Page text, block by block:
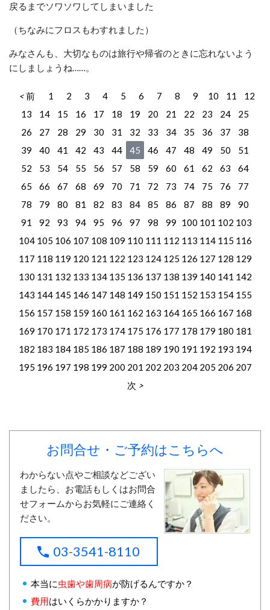
戻るまでソワソワしてしまいました
（ちなみにフロスもわすれました）
みなさんも、大切なものは旅行や帰省のときに忘れないよう
にしましょうね……。
前 1 2 3 4 5 6 7 8 9 10 11
12
13
14 15 16 17 18 19 20 21 22 23 24
25
26
27 28 29 30 31 32 33 34 35 36 37
38
39
40 41 42 43 44 45 46 47 48 49 50
51
52
53 54 55 56 57 58 59 60 61 62 63
64
65
66 67 68 69 70 71 72 73 74 75 76
77
78
79 80 81 82 83 84 85 86 87 88 89
90
91
92 93 94 95 96 97 98 99 100 101 102 103
104 105 106 107 108 109 110 111 112 113 114 115 116
117 118 119 120 121 122 123 124 125 126 127 128 129
130 131 132 133 134 135 136 137 138 139 140 141 142
143 144 145 146 147 148 149 150 151 152 153 154 155
156 157 158 159 160 161 162 163 164 165 166 167 168
169 170 171 172 173 174 175 176 177 178 179 180 181
182 183 184 185 186 187 188 189 190 191 192 193 194
195 196 197 198 199 200 201 202 203 204 205 206 207
次
お問合せ・ご予約はこちらへ
わからない点やご相談などござい
ましたら、お電話もしくはお問合
せフォームからお気軽にご連絡く
ださい。
03-3541-8110
本当に虫歯や歯周病が防げるんですか？
費用はいくらかかりますか？